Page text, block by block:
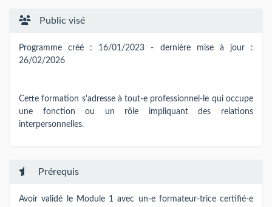
Public visé
Programme créé : 16/01/2023 - dernière mise à jour :
26/02/2026
Cette formation s'adresse à tout-e professionnel-le qui occupe
une fonction ou un rôle impliquant des relations
interpersonnelles.
Prérequis
Avoir validé le Module 1 avec un-e formateur-trice certifié-e